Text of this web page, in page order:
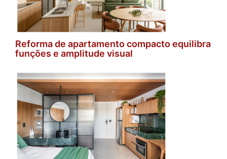
Reforma de apartamento compacto equilibra
funções e amplitude visual